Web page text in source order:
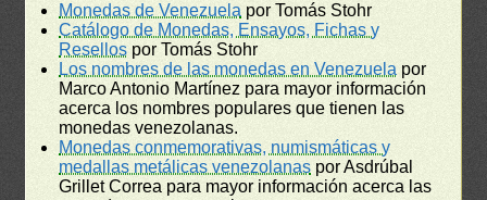
Monedas de Venezuela por Tomás Stohr
Catálogo de Monedas, Ensayos, Fichas y
Resellos por Tomás Stohr
Los nombres de las monedas en Venezuela por
Marco Antonio Martínez para mayor información
acerca los nombres populares que tienen las
monedas venezolanas.
Monedas conmemorativas, numismáticas y
medallas metálicas venezolanas por Asdrúbal
Grillet Correa para mayor información acerca las